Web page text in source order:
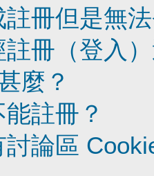
冊但是無
冊（登入
麼？
註冊？
討論區